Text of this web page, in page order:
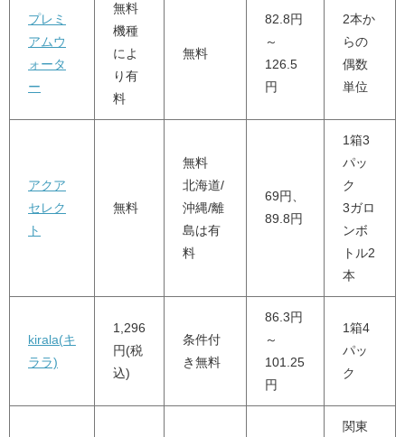
プレミ
アムウ
ォータ
ー
無料
機種
によ
り有
料
無料
82.8円
～
126.5
円
2本か
らの
偶数
単位
アクア
セレク
ト
無料
無料
北海道/
沖縄/離
島は有
料
69円、
89.8円
1箱3
パッ
ク
3ガロ
ンボ
トル2
本
kirala(キ
ララ)
1,296
円(税
込)
条件付
き無料
86.3円
～
101.25
円
1箱4
パッ
ク
関東